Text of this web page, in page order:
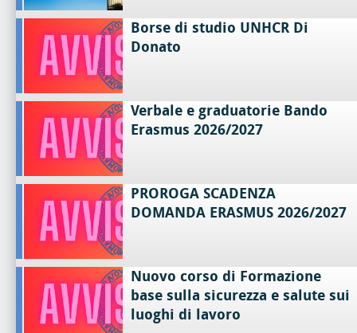
Borse di studio UNHCR Di
Donato
Verbale e graduatorie Bando
Erasmus 2026/2027
PROROGA SCADENZA
DOMANDA ERASMUS 2026/2027
Nuovo corso di Formazione
base sulla sicurezza e salute sui
luoghi di lavoro